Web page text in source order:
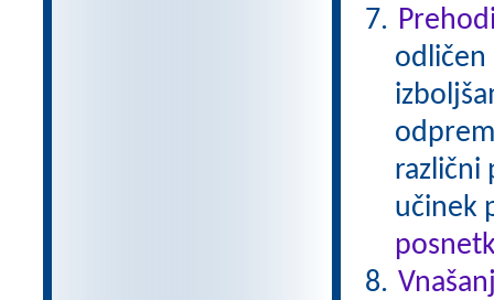
odličen
različni
učinek